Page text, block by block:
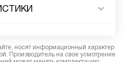
носят информационный характер
Производитель на свое усмотрение